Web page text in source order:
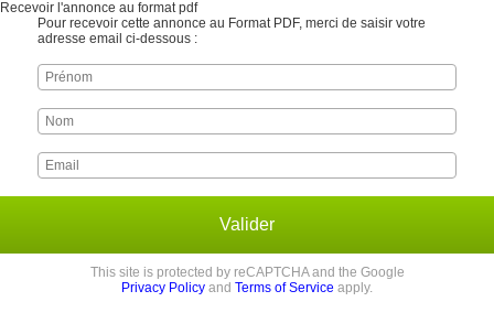
Recevoir l'annonce au format pdf
Pour recevoir cette annonce au Format PDF, merci de saisir votre
adresse email ci-dessous :
Valider
This site is protected by reCAPTCHA and the Google
Privacy Policy and Terms of Service apply.